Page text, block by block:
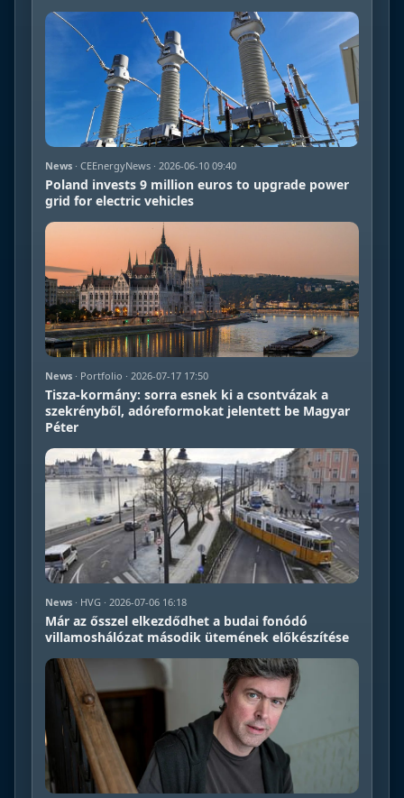
News · CEEnergyNews · 2026-06-10 09:40
Poland invests 9 million euros to upgrade power
grid for electric vehicles
News · Portfolio · 2026-07-17 17:50
Tisza-kormány: sorra esnek ki a csontvázak a
szekrényből, adóreformokat jelentett be Magyar
Péter
News · HVG · 2026-07-06 16:18
Már az ősszel elkezdődhet a budai fonódó
villamoshálózat második ütemének előkészítése